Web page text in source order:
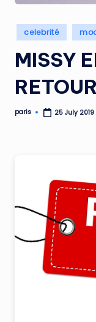
Posted
in
celebrité
MISSY
Posted
paris 25 July 2019